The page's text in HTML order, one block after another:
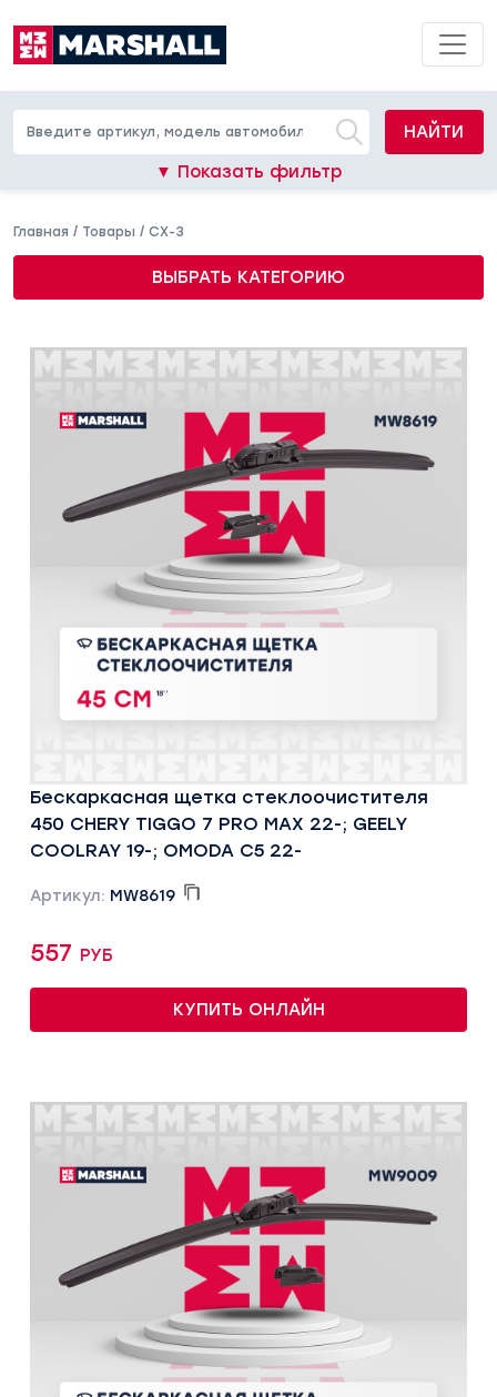
НАЙТИ
▼ Показать фильтр
Главная / Товары / CX-3
ВЫБРАТЬ КАТЕГОРИЮ
Бескаркасная щетка стеклоочистителя
450 CHERY TIGGO 7 PRO MAX 22-; GEELY
COOLRAY 19-; OMODA C5 22-
Артикул: MW8619
557 руб
КУПИТЬ ОНЛАЙН